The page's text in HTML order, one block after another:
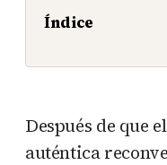
Índice
Después de que
auténtica